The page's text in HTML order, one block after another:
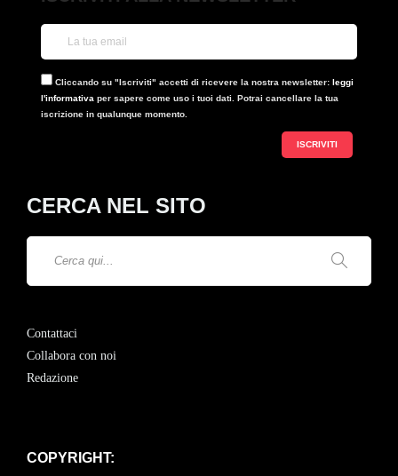
Cliccando su "Iscriviti" accetti di ricevere la nostra newsletter: leggi
l'informativa per sapere come uso i tuoi dati. Potrai cancellare la tua
iscrizione in qualunque momento.
CERCA NEL SITO
Contattaci
Collabora con noi
Redazione
COPYRIGHT: